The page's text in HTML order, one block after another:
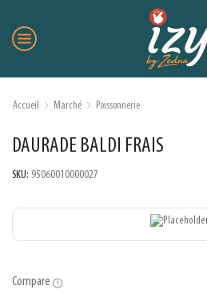
Accueil Marché Poissonnerie
DAURADE BALDI FRAIS
SKU: 95060010000027
Compare